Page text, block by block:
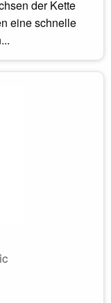
der Kette
eine schnelle